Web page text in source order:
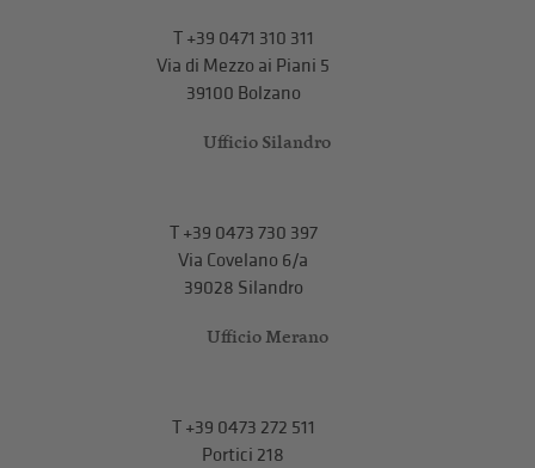
T+39 0471 310 311
Via di Mezzo ai Piani 5
39100 Bolzano
Ufficio Silandro
T+39 0473 730 397
Via Covelano 6/a
39028 Silandro
Ufficio Merano
T+39 0473 272 511
Portici 218